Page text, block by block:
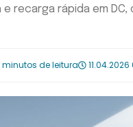
e recarga rápida em
minutos de leitura 11.04.2026